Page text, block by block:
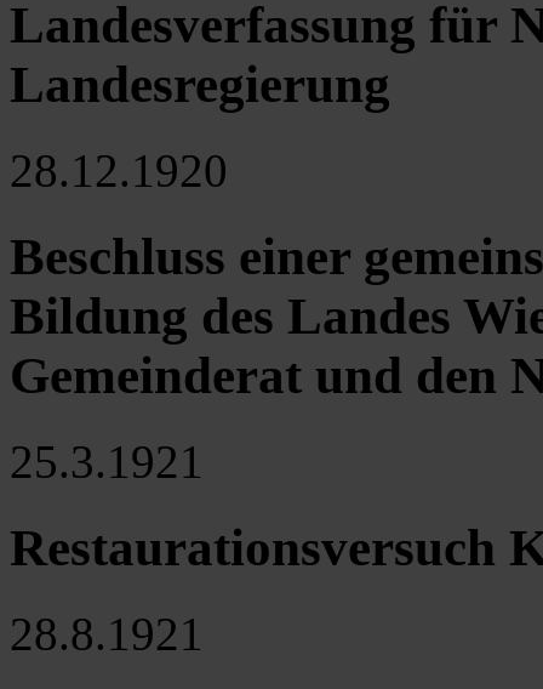
Landesverfassung für
Landesregierung
28.12.1920
Beschluss einer
Bildung des Landes
Gemeinderat und den
25.3.1921
Restaurationsversuch
28.8.1921